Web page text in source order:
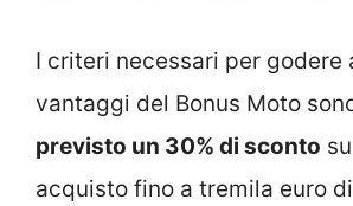
I criteri necessari per godere
vantaggi del Bonus Moto
previsto un 30% di sconto
acquisto fino a tremila euro